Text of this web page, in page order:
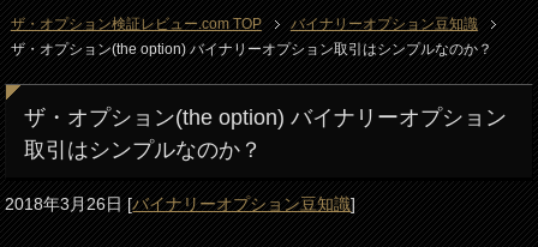
ザ・オプション検証レビュー.com TOP
バイナリーオプション豆知識
ザ・オプション(the option) バイナリーオプション取引はシンプルなのか？
ザ・オプション(the option) バイナリーオプション
取引はシンプルなのか？
2018年3月26日[バイナリーオプション豆知識]